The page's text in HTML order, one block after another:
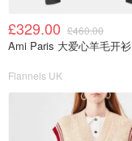
£329.00 £460.00
Ami Paris 大爱心羊毛开衫
Flannels UK